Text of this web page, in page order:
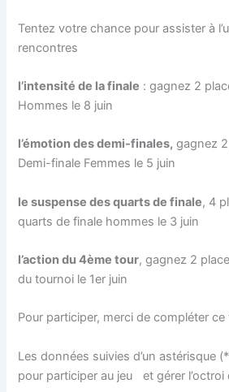
Tentez votre chance pour assister à
rencontres
l’intensité de la finale : gagnez 2
Hommes le 8 juin
l’émotion des demi-finales, gagnez
Demi-finale Femmes le 5 juin
le suspense des quarts de finale, 4
quarts de finale hommes le 3 juin
l’action du 4ème tour, gagnez 2
du tournoi le 1er juin
Pour participer, merci de compléter ce
Les données suivies d’un astérisque
pour participer au jeu et gérer l’octroi